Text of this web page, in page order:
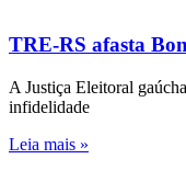
TRE-RS afasta
A Justiça Eleitoral
infidelidade
Leia mais »